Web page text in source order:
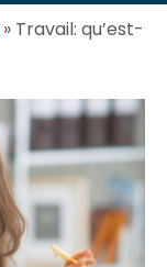
» Travail: qu’est-